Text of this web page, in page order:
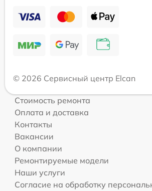
© 2026 Сервисный центр Elcan
Стоимость ремонта
Оплата и доставка
Контакты
Вакансии
О компании
Ремонтируемые модели
Наши услуги
Согласие на обработку